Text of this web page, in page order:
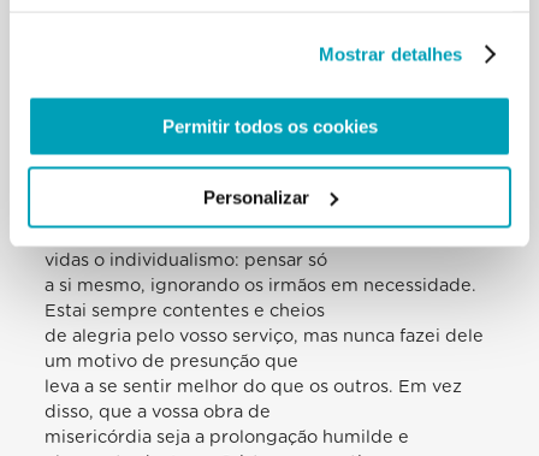
Mostrar detalhes
Permitir todos os cookies
Personalizar
diligentes para despertar alegria e convincentes na
consolação. O mundo precisa de
diante da tentação da indiferença,
e exige pessoas capazes de opor-se com as suas
vidas o individualismo: pensar só
a si mesmo, ignorando os irmãos em necessidade.
Estai sempre contentes e cheios
de alegria pelo vosso serviço, mas nunca fazei dele
um motivo de presunção que
leva a se sentir melhor do que os outros. Em vez
disso, que a vossa obra de
misericórdia seja a prolongação humilde e